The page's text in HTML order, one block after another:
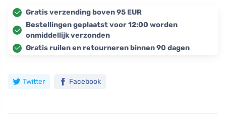
Gratis verzending boven 95 EUR
Bestellingen geplaatst voor 12:00 worden
onmiddellijk verzonden
Gratis ruilen en retourneren binnen 90 dagen
Twitter Facebook